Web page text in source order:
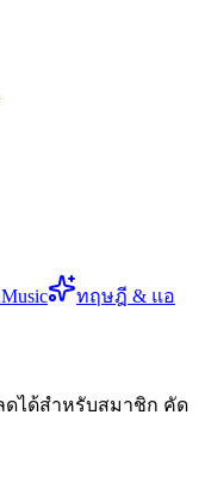
ทฤษฎี & แอ
ดได้สำหรับสมาชิก คัด